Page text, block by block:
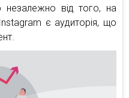
від того, на
є аудиторія, що